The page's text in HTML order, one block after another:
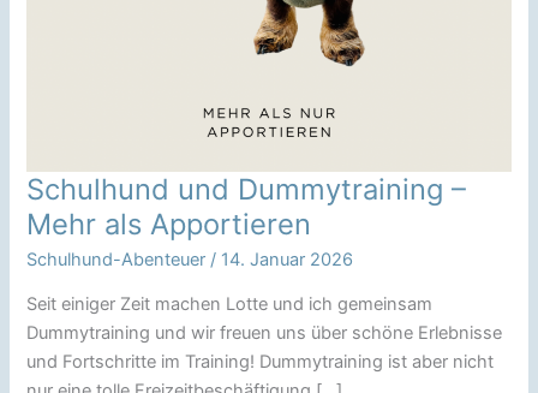
Schulhund und Dummytraining –
Mehr als Apportieren
Schulhund-Abenteuer / 14. Januar 2026
Seit einiger Zeit machen Lotte und ich gemeinsam
Dummytraining und wir freuen uns über schöne Erlebnisse
und Fortschritte im Training! Dummytraining ist aber nicht